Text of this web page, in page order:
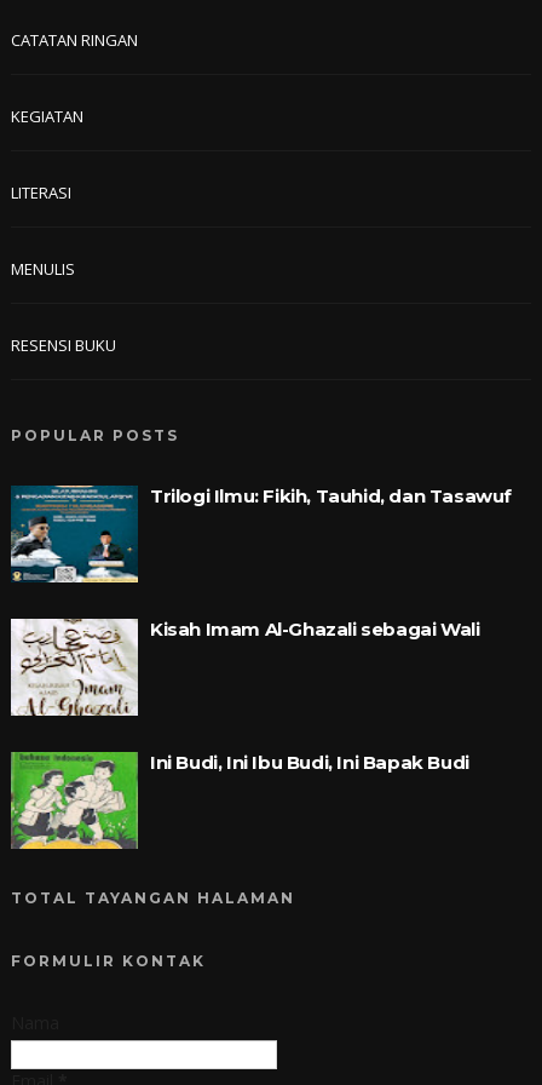
CATATAN RINGAN
KEGIATAN
LITERASI
MENULIS
RESENSI BUKU
POPULAR POSTS
Trilogi Ilmu: Fikih, Tauhid, dan Tasawuf
Kisah Imam Al-Ghazali sebagai Wali
Ini Budi, Ini Ibu Budi, Ini Bapak Budi
TOTAL TAYANGAN HALAMAN
FORMULIR KONTAK